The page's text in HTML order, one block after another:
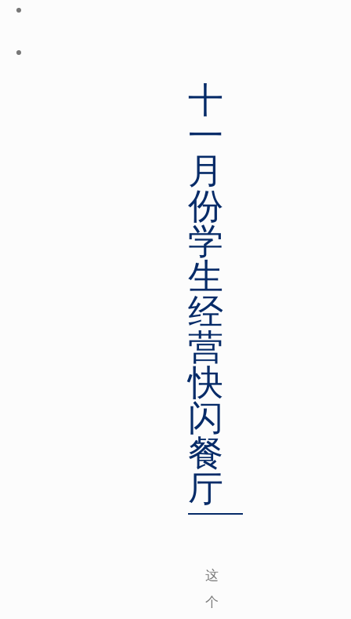
十
一
月
份
学
生
经
营
快
闪
餐
厅
这
个